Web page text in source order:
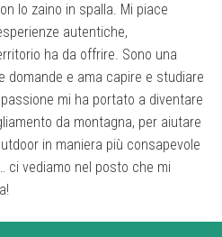
lo zaino in spalla. Mi piace
autentiche,
ha da offrire. Sono una
domande e ama capire e studiare
mi ha portato a diventare
da montagna, per aiutare
in maniera più consapevole
ci vediamo nel posto che mi